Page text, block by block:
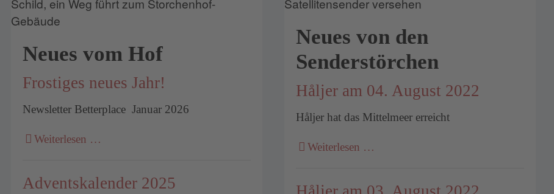
Neues vom Hof
Frostiges neues Jahr!
Newsletter Betterplace Januar 2026
Weiterlesen …
Adventskalender 2025
Neues von den
Senderstörchen
Håljer am 04. August 2022
Håljer hat das Mittelmeer erreicht
Weiterlesen …